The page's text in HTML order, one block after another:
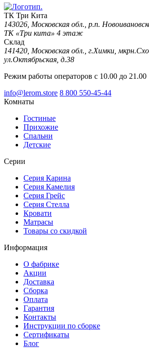
ТК Три Кита
143026, Московская обл., р.п.
ТК «Три кита» 4 этаж
Склад
141420, Московская обл., г.Химки,
ул.Октябрьская, д.38
Режим работы операторов с 10.00 до 21.00
info@lerom.store 8 800 550-45-44
Комнаты
Гостиные
Прихожие
Спальни
Детские
Серии
Серия Карина
Серия Камелия
Серия Грейс
Серия Стелла
Кровати
Матрасы
Товары со скидкой
Информация
О фабрике
Акции
Доставка
Сборка
Оплата
Гарантия
Контакты
Инструкции по сборке
Сертификаты
Блог